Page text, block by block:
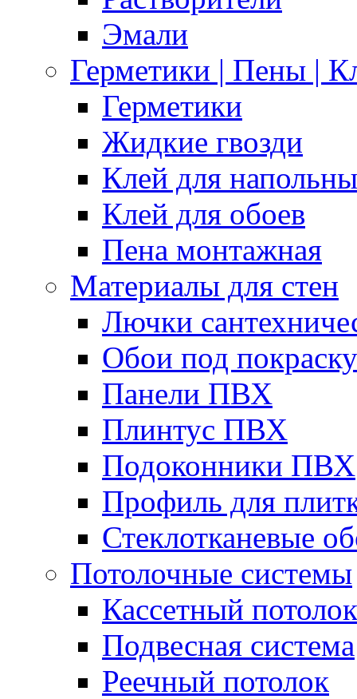
Эмали
Герметики | Пены |
Герметики
Жидкие гвозди
Клей для
Клей для обоев
Пена монтажная
Материалы для стен
Лючки
Обои под покраску
Панели ПВХ
Плинтус ПВХ
Подоконники ПВХ
Профиль для
Стеклотканевые
Потолочные системы
Кассетный потолок
Подвесная система
Реечный потолок